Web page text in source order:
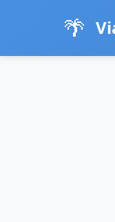
🌴